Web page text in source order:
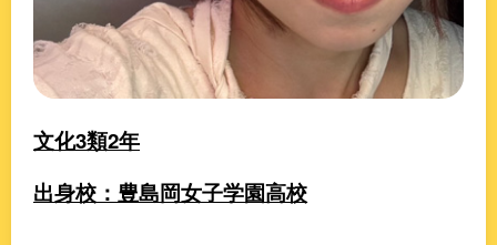
文化3類2年
出身校：豊島岡女子学園高校